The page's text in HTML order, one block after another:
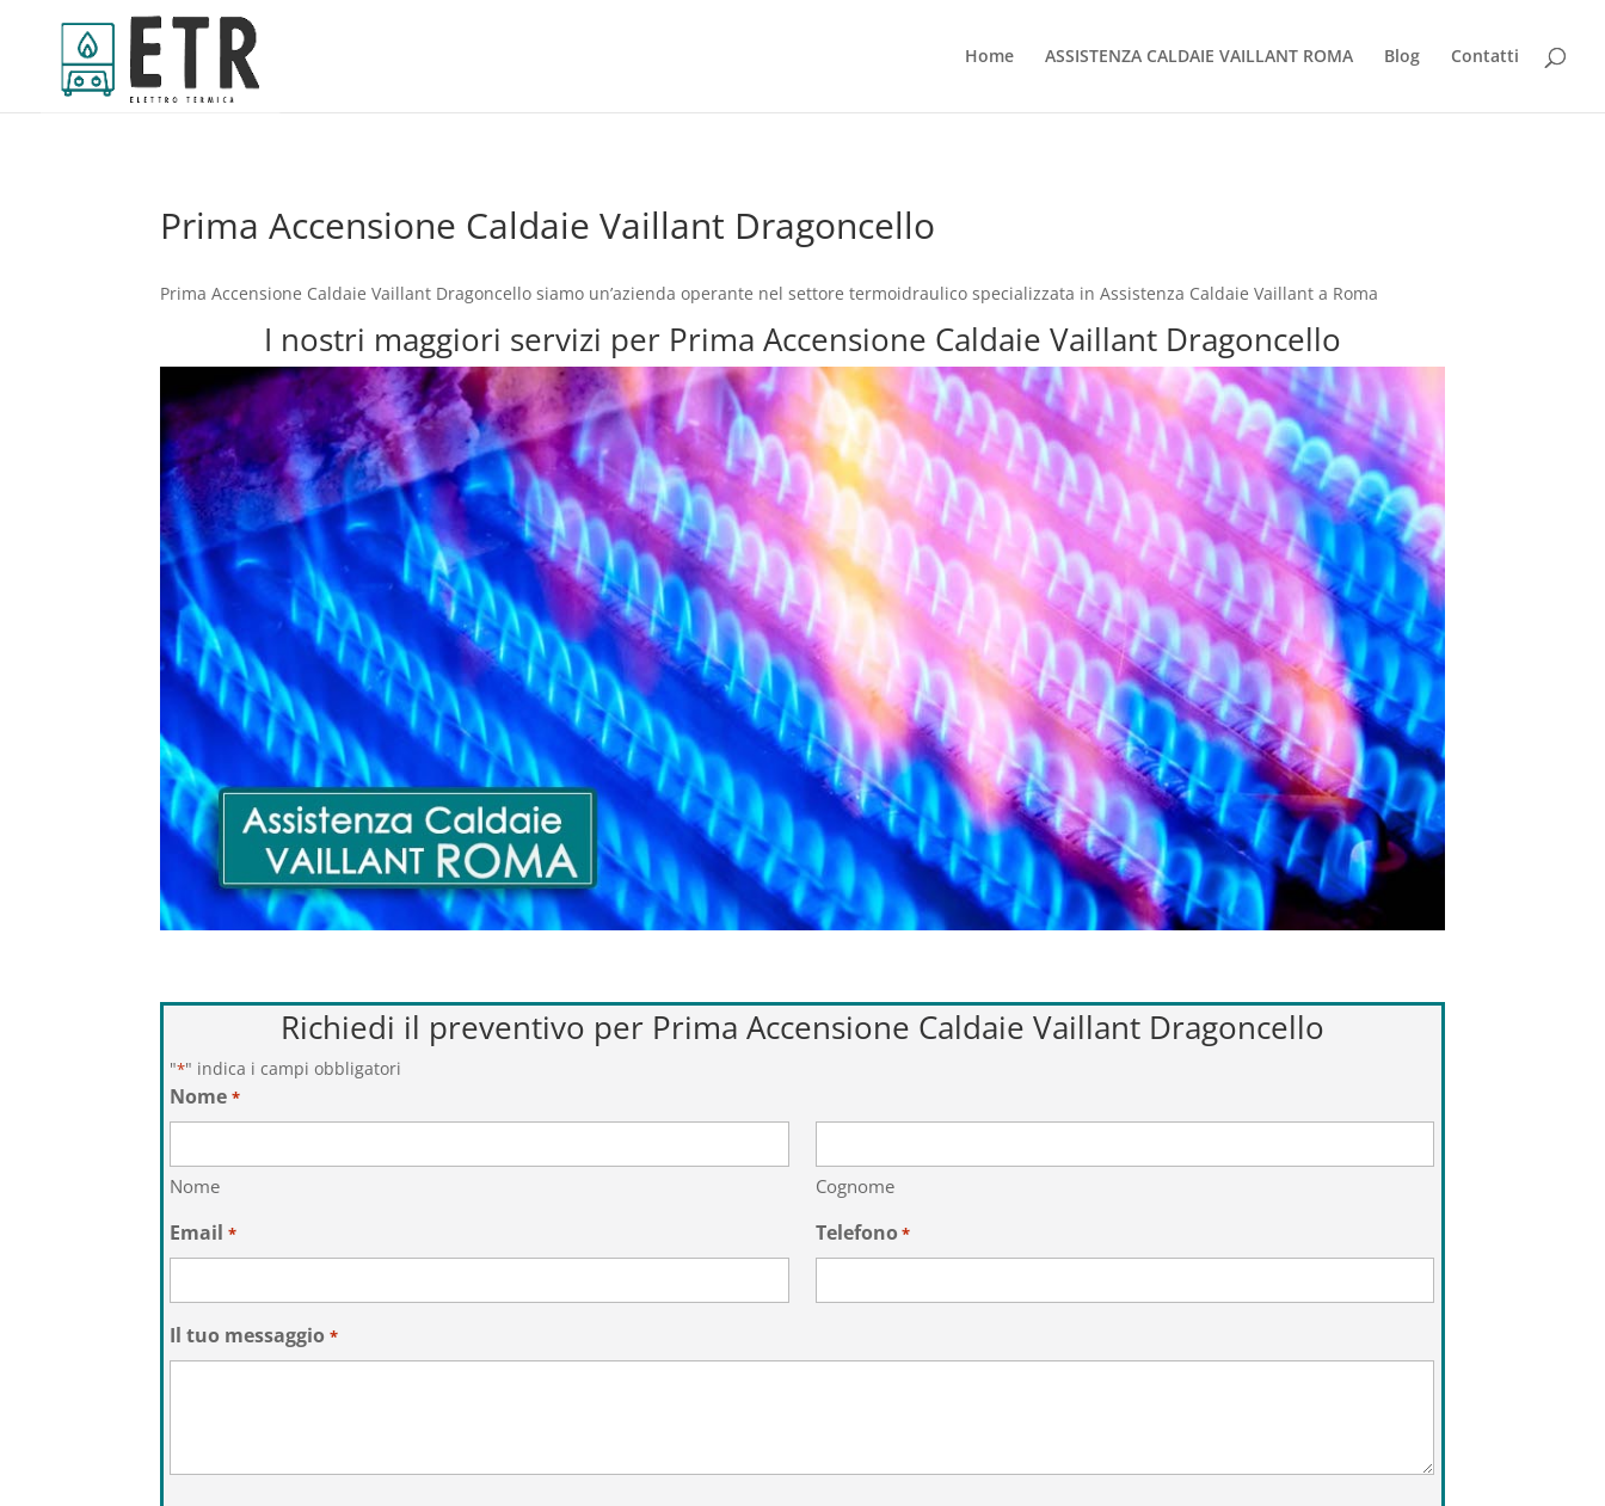
Home ASSISTENZA CALDAIE VAILLANT ROMA Blog Contatti
Prima Accensione Caldaie Vaillant Dragoncello
Prima Accensione Caldaie Vaillant Dragoncello siamo un’azienda operante nel settore termoidraulico specializzata in Assistenza Caldaie Vaillant a Roma
I nostri maggiori servizi per Prima Accensione Caldaie Vaillant Dragoncello
Richiedi il preventivo per Prima Accensione Caldaie Vaillant Dragoncello
"*" indica i campi obbligatori
Nome *
Nome Cognome
Email * Telefono*
Il tuo messaggio *